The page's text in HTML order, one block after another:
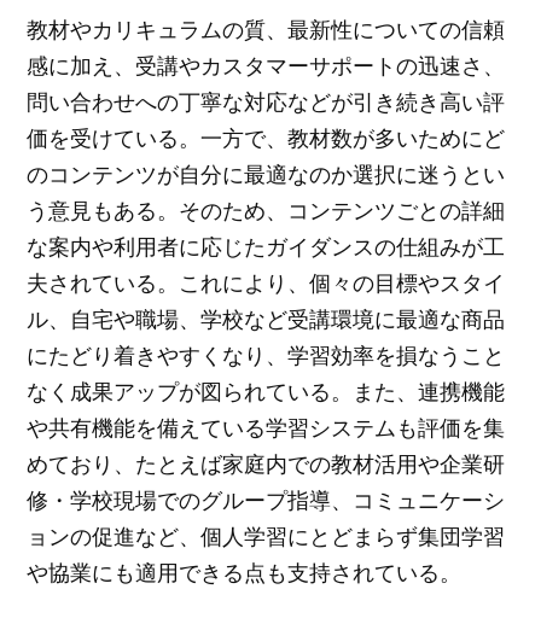
教材やカリキュラムの質、最新性についての信頼
感に加え、受講やカスタマーサポートの迅速さ、
問い合わせへの丁寧な対応などが引き続き高い評
価を受けている。一方で、教材数が多いためにど
のコンテンツが自分に最適なのか選択に迷うとい
う意見もある。そのため、コンテンツごとの詳細
な案内や利用者に応じたガイダンスの仕組みが工
夫されている。これにより、個々の目標やスタイ
ル、自宅や職場、学校など受講環境に最適な商品
にたどり着きやすくなり、学習効率を損なうこと
なく成果アップが図られている。また、連携機能
や共有機能を備えている学習システムも評価を集
めており、たとえば家庭内での教材活用や企業研
修・学校現場でのグループ指導、コミュニケーシ
ョンの促進など、個人学習にとどまらず集団学習
や協業にも適用できる点も支持されている。